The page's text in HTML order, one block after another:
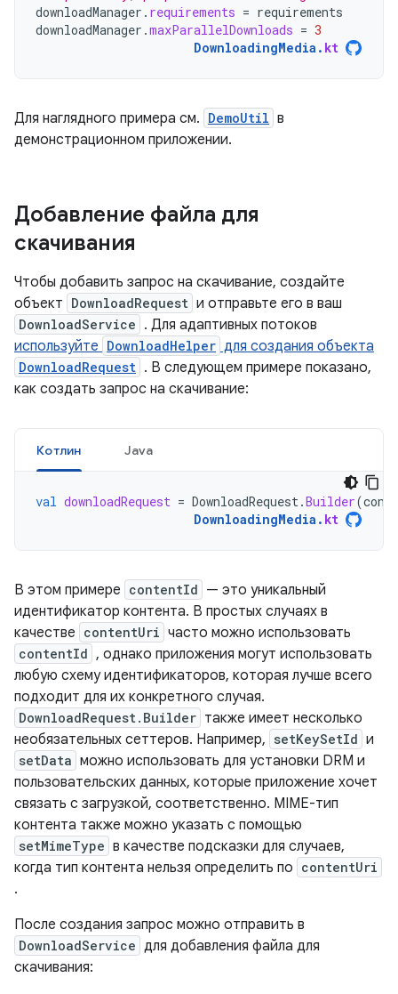
downloadManager . requirements = requirements
downloadManager .maxParallelDownloads = 3
DownloadingMedia . kt
Для наглядного примера см. DemoUtil в
демонстрационном приложении.
Добавление файла для
скачивания
Чтобы добавить запрос на скачивание, создайте
объект DownloadRequest и отправьте его в ваш
DownloadService . Для адаптивных потоков
используйте DownloadHelper для создания объекта
DownloadRequest . В следующем примере показано,
как создать запрос на скачивание:
Котлин Java
val downloadRequest = DownloadRequest .Builder(
DownloadingMedia . kt
В этом примере contentId — это уникальный
идентификатор контента. В простых случаях в
качестве contentUri часто можно использовать
contentId , однако приложения могут использовать
любую схему идентификаторов, которая лучше всего
подходит для их конкретного случая.
DownloadRequest.Builder также имеет несколько
необязательных сеттеров. Например, setKeySetId и
setData можно использовать для установки DRM и
пользовательских данных, которые приложение хочет
связать с загрузкой, соответственно. MIME-тип
контента также можно указать с помощью
setMimeType в качестве подсказки для случаев,
когда тип контента нельзя определить по contentUri
.
После создания запрос можно отправить в
DownloadService для добавления файла для
скачивания: